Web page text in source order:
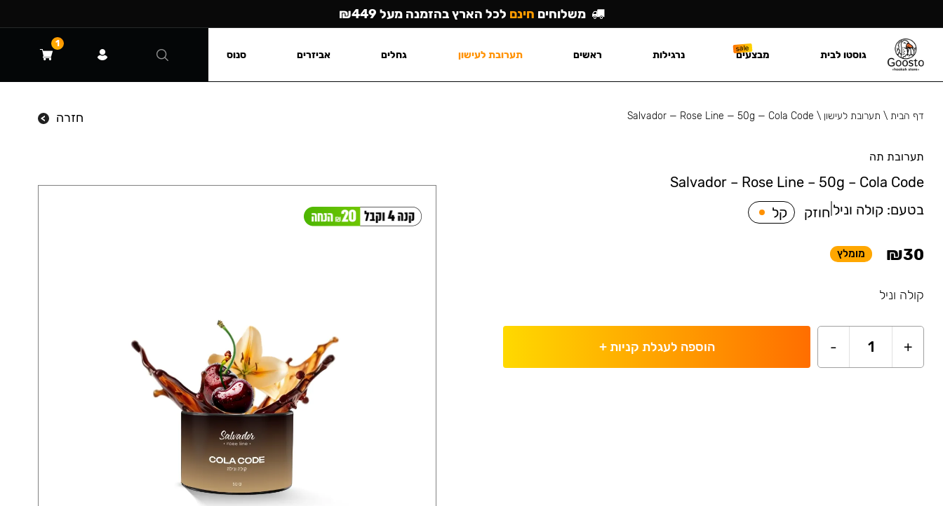
דף הבית\ תערובת לעישון \
Salvador — Rose Line — 50g — Cola Code חזרה
תערובת תה
Salvador – Rose Line – 50g – Cola Code
בטעם: קולה וניל חוזק קל
₪30 מומלץ
קולה וניל
+
1
- הוספה לעגלת קניות+
משלוחים חינם לכל הארץ בהזמנה מעל ₪449
גוסטו לבית מבצעים נרגילות ראשים תערובת לעישון גחלים אביזרים סנוס
1